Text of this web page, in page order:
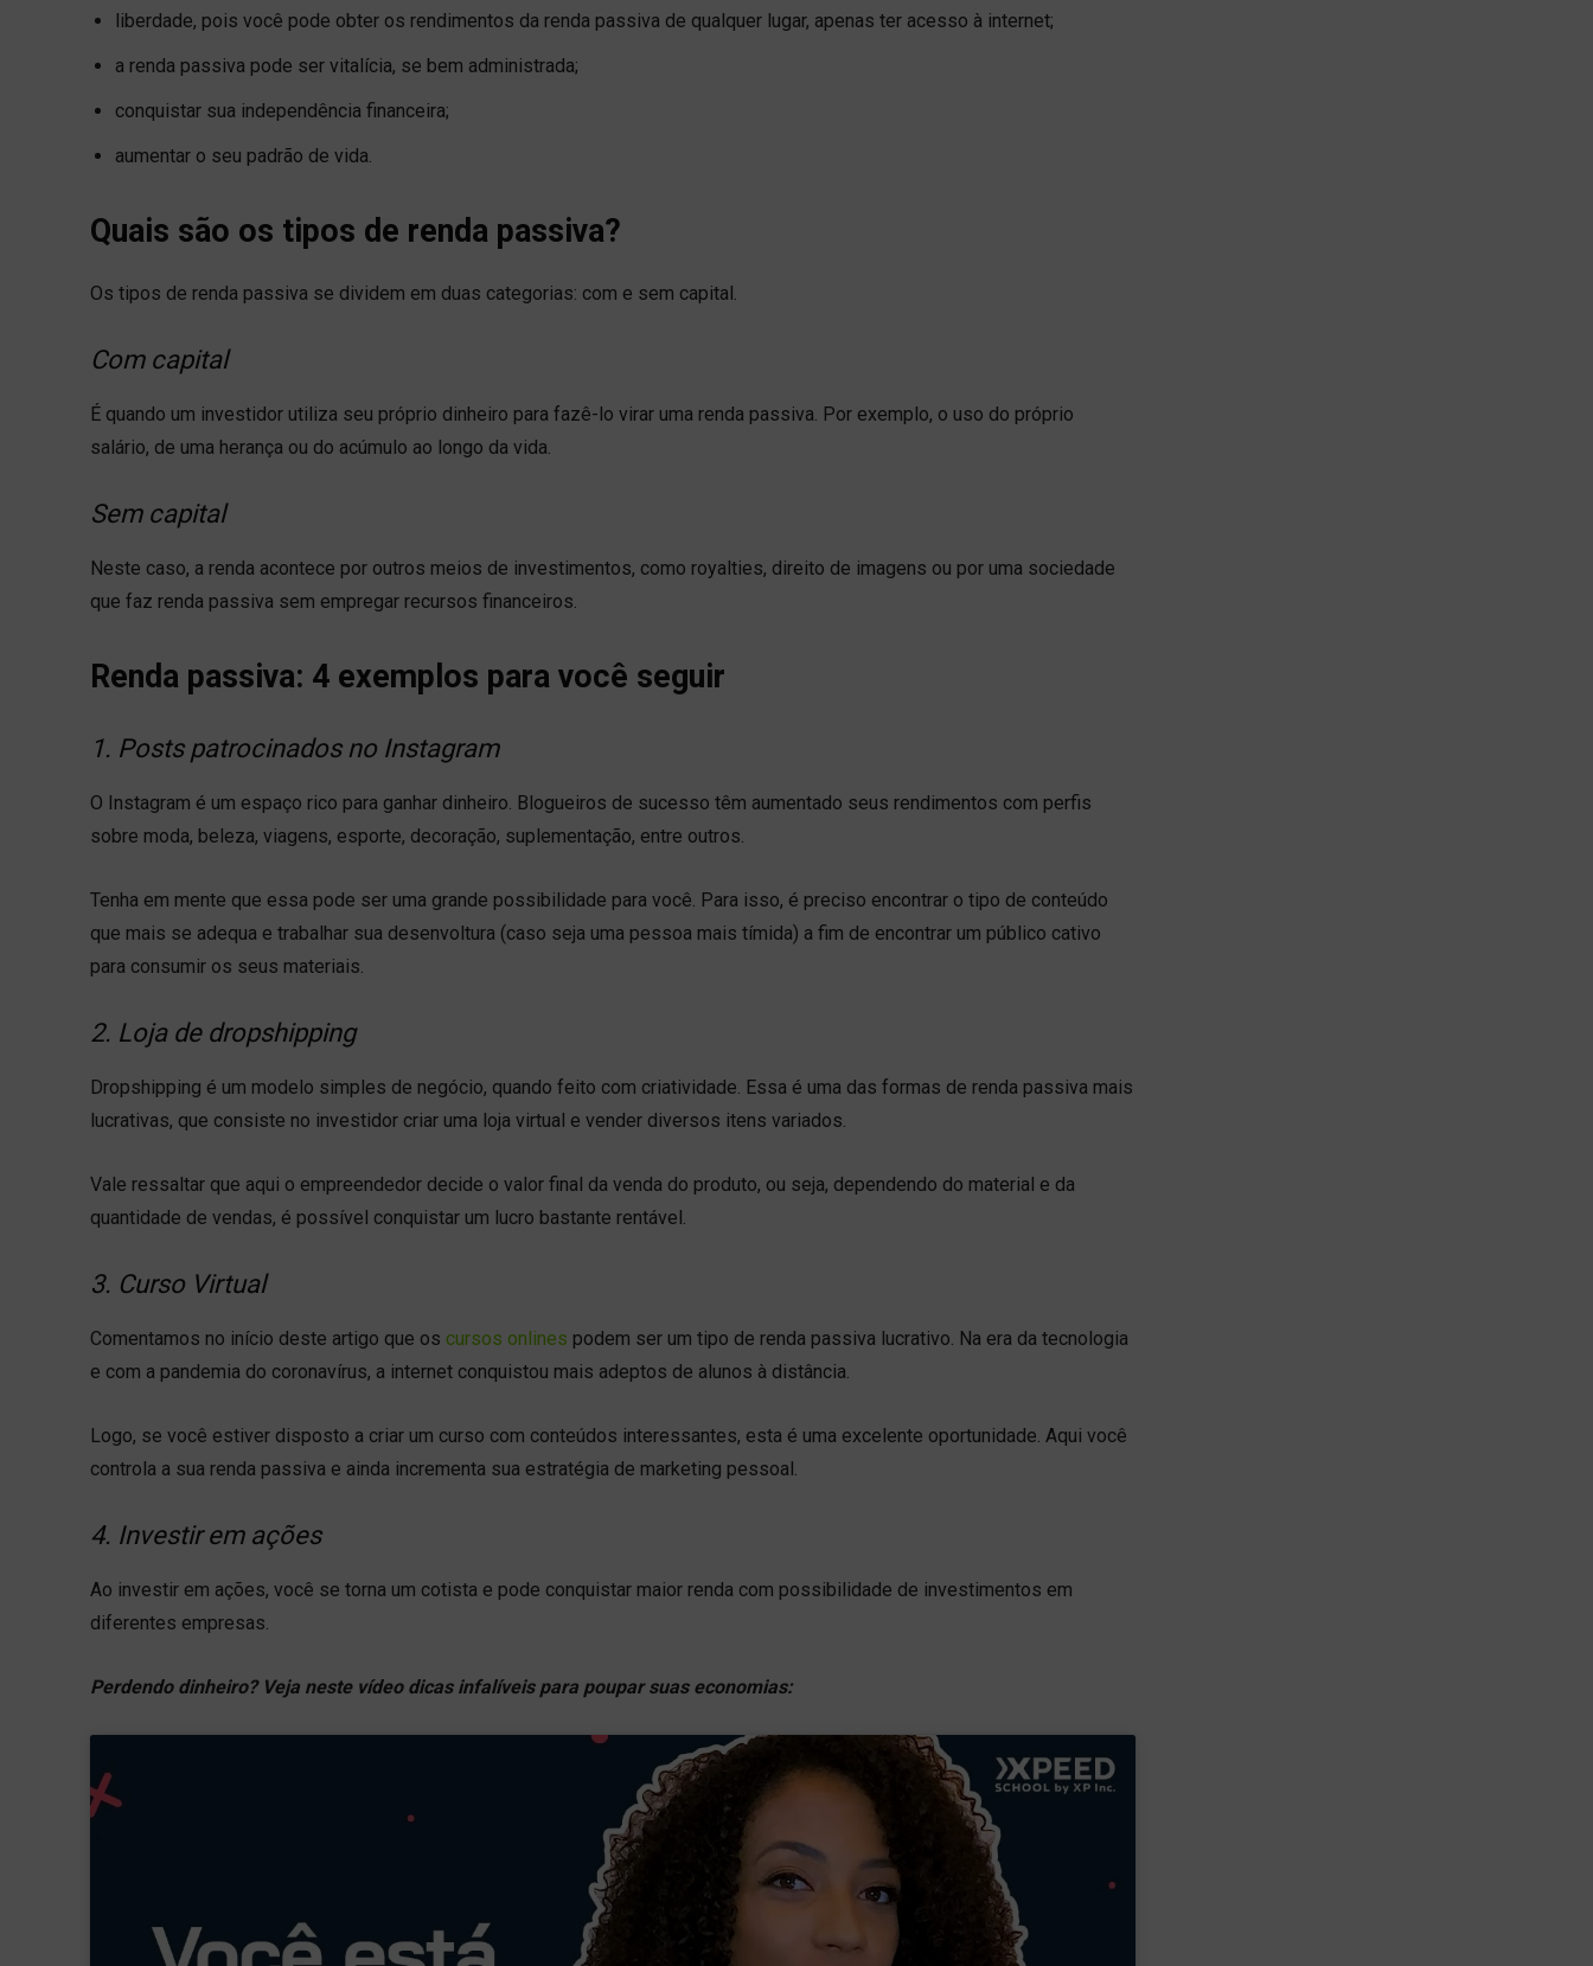
liberdade, pois você pode obter os rendimentos da renda passiva de qualquer lugar, apenas ter acesso à internet;
a renda passiva pode ser vitalícia, se bem administrada;
conquistar sua independência financeira;
aumentar o seu padrão de vida.
Quais são os tipos de renda passiva?
Os tipos de renda passiva se dividem em duas categorias: com e sem capital.
Com capital
É quando um investidor utiliza seu próprio dinheiro para fazê-lo virar uma renda passiva. Por exemplo, o uso do próprio
salário, de uma herança ou do acúmulo ao longo da vida.
Sem capital
Neste caso, a renda acontece por outros meios de investimentos, como royalties, direito de imagens ou por uma sociedade
que faz renda passiva sem empregar recursos financeiros.
Renda passiva: 4 exemplos para você seguir
1. Posts patrocinados no Instagram
O Instagram é um espaço rico para ganhar dinheiro. Blogueiros de sucesso têm aumentado seus rendimentos com perfis
sobre moda, beleza, viagens, esporte, decoração, suplementação, entre outros.
Tenha em mente que essa pode ser uma grande possibilidade para você. Para isso, é preciso encontrar o tipo de conteúdo
que mais se adequa e trabalhar sua desenvoltura (caso seja uma pessoa mais tímida) a fim de encontrar um público cativo
para consumir os seus materiais.
2. Loja de dropshipping
Dropshipping é um modelo simples de negócio, quando feito com criatividade. Essa é uma das formas de renda passiva mais
lucrativas, que consiste no investidor criar uma loja virtual e vender diversos itens variados.
Vale ressaltar que aqui o empreendedor decide o valor final da venda do produto, ou seja, dependendo do material e da
quantidade de vendas, é possível conquistar um lucro bastante rentável.
3. Curso Virtual
Comentamos no início deste artigo que os cursos onlines podem ser um tipo de renda passiva lucrativo. Na era da tecnologia
e com a pandemia do coronavírus, a internet conquistou mais adeptos de alunos à distância.
Logo, se você estiver disposto a criar um curso com conteúdos interessantes, esta é uma excelente oportunidade. Aqui você
controla a sua renda passiva e ainda incrementa sua estratégia de marketing pessoal.
4. Investir em ações
Ao investir em ações, você se torna um cotista e pode conquistar maior renda com possibilidade de investimentos em
diferentes empresas.
Perdendo dinheiro? Veja neste vídeo dicas infalíveis para poupar suas economias: